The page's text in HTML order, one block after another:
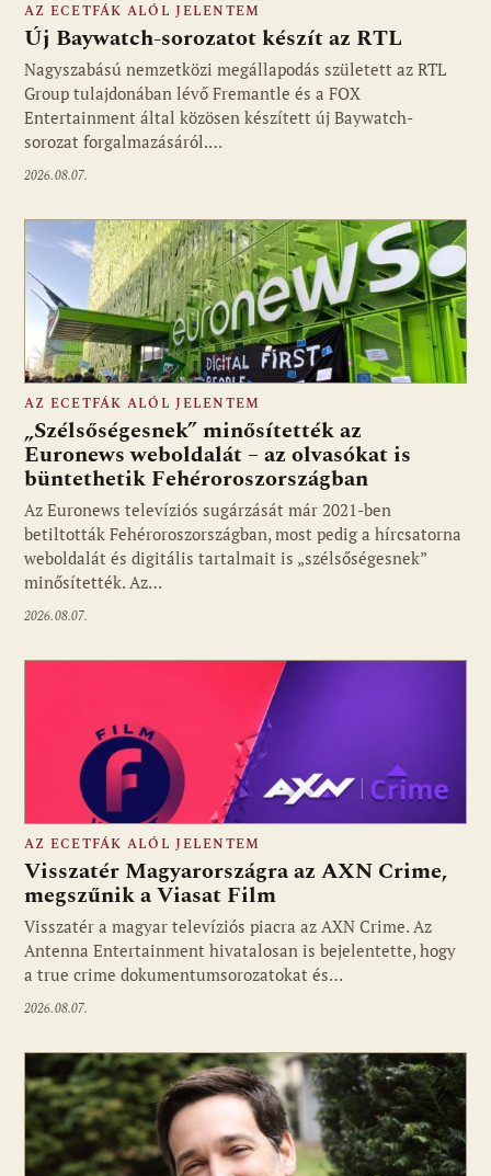
Fotó: media1.hu
AZ ECETFÁK ALÓL JELENTEM
Új Baywatch-sorozatot készít az RTL
Nagyszabású nemzetközi megállapodás született az RTL
Group tulajdonában lévő Fremantle és a FOX
Entertainment által közösen készített új Baywatch-
sorozat forgalmazásáról.…
2026.08.07.
Fotó: media1.hu
AZ ECETFÁK ALÓL JELENTEM
„Szélsőségesnek” minősítették az
Euronews weboldalát – az olvasókat is
büntethetik Fehéroroszországban
Az Euronews televíziós sugárzását már 2021-ben
betiltották Fehéroroszországban, most pedig a hírcsatorna
weboldalát és digitális tartalmait is „szélsőségesnek”
minősítették. Az…
2026.08.07.
Fotó: media1.hu
AZ ECETFÁK ALÓL JELENTEM
Visszatér Magyarországra az AXN Crime,
megszűnik a Viasat Film
Visszatér a magyar televíziós piacra az AXN Crime. Az
Antenna Entertainment hivatalosan is bejelentette, hogy
a true crime dokumentumsorozatokat és…
2026.08.07.